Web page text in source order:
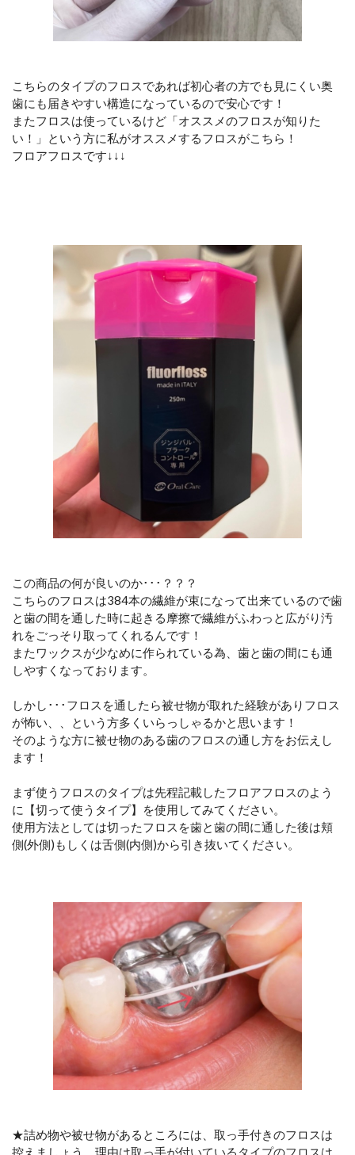
こちらのタイプのフロスであれば初心者の方でも見にくい奥
歯にも届きやすい構造になっているので安心です！
またフロスは使っているけど「オススメのフロスが知りた
い！」という方に私がオススメするフロスがこちら！
フロアフロスです↓↓↓
この商品の何が良いのか･･･？？？
こちらのフロスは384本の繊維が束になって出来ているので歯
と歯の間を通した時に起きる摩擦で繊維がふわっと広がり汚
れをごっそり取ってくれるんです！
またワックスが少なめに作られている為、歯と歯の間にも通
しやすくなっております。
しかし･･･フロスを通したら被せ物が取れた経験がありフロス
が怖い、、という方多くいらっしゃるかと思います！
そのような方に被せ物のある歯のフロスの通し方をお伝えし
ます！
まず使うフロスのタイプは先程記載したフロアフロスのよう
に【切って使うタイプ】を使用してみてください。
使用方法としては切ったフロスを歯と歯の間に通した後は頬
側(外側)もしくは舌側(内側)から引き抜いてください。
★詰め物や被せ物があるところには、取っ手付きのフロスは
控えましょう。理由は取っ手が付いているタイプのフロスは